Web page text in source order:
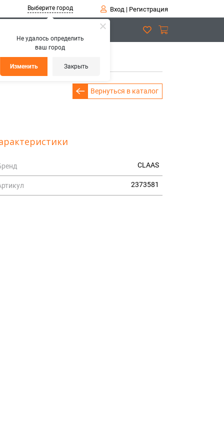
Не удалось определить
ваш город
Изменить Закрыть
Выберите город Вход| Регистрация
Вернуться в каталог
CLAAS
2373581